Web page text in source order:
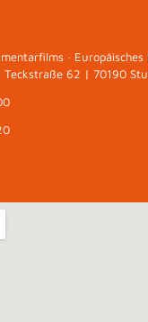
·
Teckstraße 62 | 70190